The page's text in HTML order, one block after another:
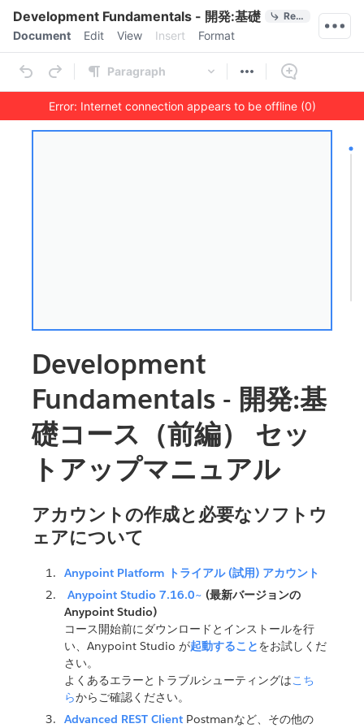
Development Fundamentals - 開発:基礎コース（前編）
References
Menu bar
Document Edit View Insert Format
Paragraph
Error: Internet connection appears to be offline (0)
Outline
Document
Development
Fundamentals - 開発:基
礎コース（前編） セッ
トアップマニュアル
アカウントの作成と必要なソフトウ
ェアについて
Anypoint Platform トライアル (試用) アカウント
Anypoint Studio 7.16.0~ (最新バージョンの
Anypoint Studio)
コース開始前にダウンロードとインストールを行
い、Anypoint Studio が起動することをお試しくだ
さい。
よくあるエラーとトラブルシューティングはこち
らからご確認ください。
Advanced REST Client Postmanなど、その他の